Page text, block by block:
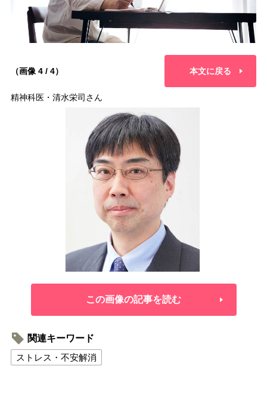
（画像 4 / 4） 本文に戻る
精神科医・清水栄司さん
この画像の記事を読む
関連キーワード
ストレス・不安解消